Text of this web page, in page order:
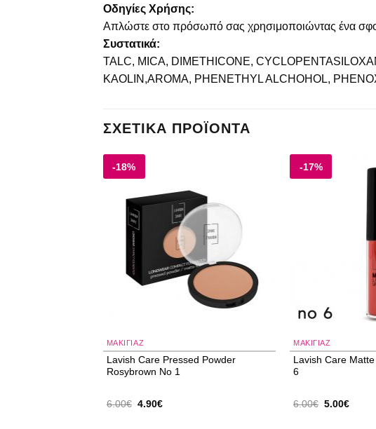
Οδηγίες Χρήσης:
Απλώστε στο πρόσωπό σας χρησιμοποιώντας ένα
Συστατικά:
TALC, MICA, DIMETHICONE,
KAOLIN,AROMA, PHENETHYL ALCHOHOL,
ΣΧΕΤΙΚΆ ΠΡΟΪΌΝΤΑ
-18%
ΜΑΚΙΓΙΑΖ
Lavish Care Pressed Powder
Rosybrown No 1
6.00€ Original
4.90€Η
-17%
ΜΑΚΙΓΙΑΖ
Lavish Care
6
6.00€ Original
5.00€Η